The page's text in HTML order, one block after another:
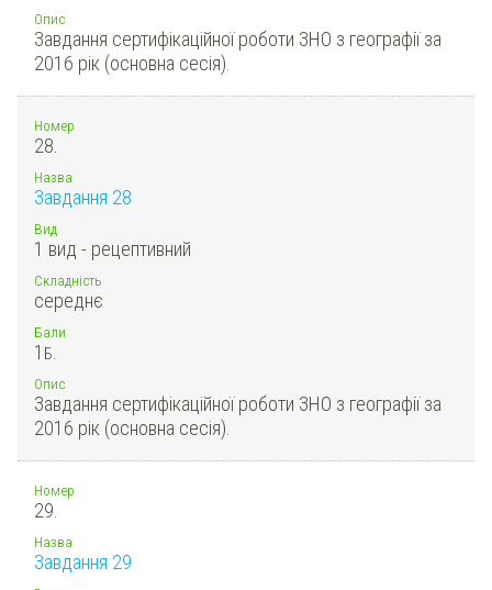
Опис
Завдання сертифікаційної роботи ЗНО з географії за
2016 рік (основна сесія).
Номер
28.
Назва
Завдання 28
Вид
1 вид - рецептивний
Складність
середнє
Бали
1 Б.
Опис
Завдання сертифікаційної роботи ЗНО з географії за
2016 рік (основна сесія).
Номер
29.
Назва
Завдання 29